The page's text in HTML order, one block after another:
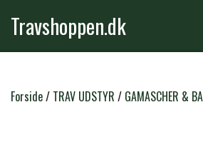
Travshoppen.dk
NYHEDER
Forside TRAV UDSTYR GAMASCHER &